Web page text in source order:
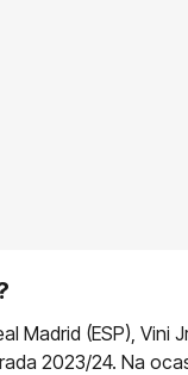
Madrid (ESP), Vini
2023/24. Na